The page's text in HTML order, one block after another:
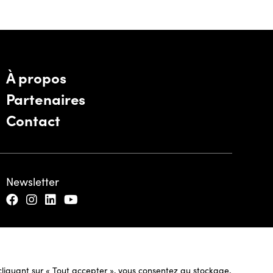
sur « Tout accepter », vous consentez au stockage,
À propos
Partenaires
Contact
Newsletter